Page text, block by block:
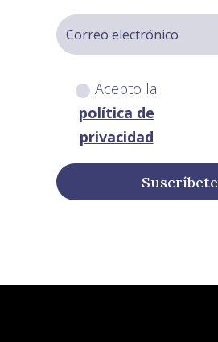
Acepto la
política de
privacidad
Suscríbete